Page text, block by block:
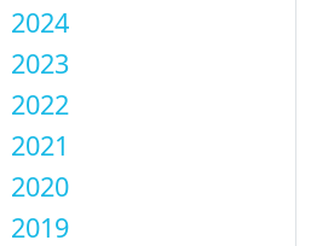
2024
2023
2022
2021
2020
2019